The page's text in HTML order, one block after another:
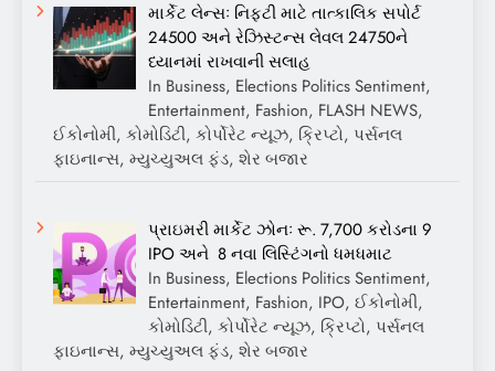
માર્કેટ લેન્સઃ નિફ્ટી માટે તાત્કાલિક સપોર્ટ
24500 અને રેઝિસ્ટન્સ લેવલ 24750ને
ધ્યાનમાં રાખવાની સલાહ
In Business, Elections Politics Sentiment,
Entertainment, Fashion, FLASH NEWS,
ઈકોનોમી, કોમોડિટી, કોર્પોરેટ ન્યૂઝ, ક્રિપ્ટો, પર્સનલ
ફાઇનાન્સ, મ્યુચ્યુઅલ ફંડ, શેર બજાર
પ્રાઇમરી માર્કેટ ઝોનઃ રૂ. 7,700 કરોડના 9
IPO અને 8 નવા લિસ્ટિંગનો ધમધમાટ
In Business, Elections Politics Sentiment,
Entertainment, Fashion, IPO, ઈકોનોમી,
કોમોડિટી, કોર્પોરેટ ન્યૂઝ, ક્રિપ્ટો, પર્સનલ
ફાઇનાન્સ, મ્યુચ્યુઅલ ફંડ, શેર બજાર